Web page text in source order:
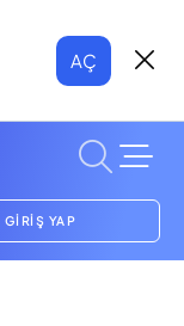
AÇ
GİRİŞ YAP